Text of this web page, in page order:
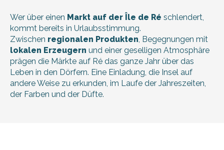
Wer über einen Markt auf der Île de Ré schlendert,
kommt bereits in Urlaubsstimmung.
Zwischen regionalen Produkten , Begegnungen mit
lokalen Erzeugern und einer geselligen Atmosphäre
prägen die Märkte auf Ré das ganze Jahr über das
Leben in den Dörfern. Eine Einladung, die Insel auf
andere Weise zu erkunden, im Laufe der Jahreszeiten,
der Farben und der Düfte.